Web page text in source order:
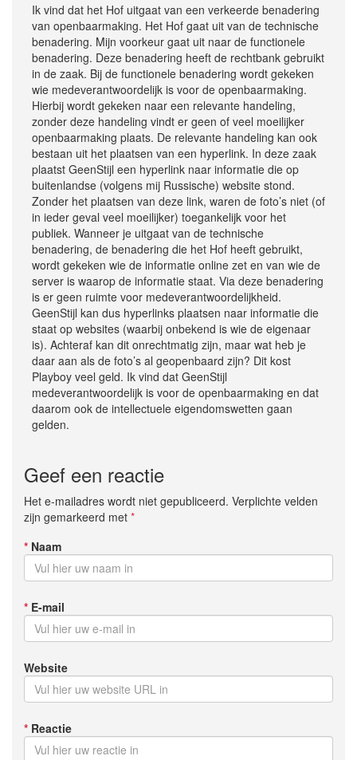
Ik vind dat het Hof uitgaat van een verkeerde benadering
van openbaarmaking. Het Hof gaat uit van de technische
benadering. Mijn voorkeur gaat uit naar de functionele
benadering. Deze benadering heeft de rechtbank gebruikt
in de zaak. Bij de functionele benadering wordt gekeken
wie medeverantwoordelijk is voor de openbaarmaking.
Hierbij wordt gekeken naar een relevante handeling,
zonder deze handeling vindt er geen of veel moeilijker
openbaarmaking plaats. De relevante handeling kan ook
bestaan uit het plaatsen van een hyperlink. In deze zaak
plaatst GeenStijl een hyperlink naar informatie die op
buitenlandse (volgens mij Russische) website stond.
Zonder het plaatsen van deze link, waren de foto’s niet (of
in ieder geval veel moeilijker) toegankelijk voor het
publiek. Wanneer je uitgaat van de technische
benadering, de benadering die het Hof heeft gebruikt,
wordt gekeken wie de informatie online zet en van wie de
server is waarop de informatie staat. Via deze benadering
is er geen ruimte voor medeverantwoordelijkheid.
GeenStijl kan dus hyperlinks plaatsen naar informatie die
staat op websites (waarbij onbekend is wie de eigenaar
is). Achteraf kan dit onrechtmatig zijn, maar wat heb je
daar aan als de foto’s al geopenbaard zijn? Dit kost
Playboy veel geld. Ik vind dat GeenStijl
medeverantwoordelijk is voor de openbaarmaking en dat
daarom ook de intellectuele eigendomswetten gaan
gelden.
Geef een reactie
Het e-mailadres wordt niet gepubliceerd. Verplichte velden
zijn gemarkeerd met *
* Naam
* E-mail
Website
* Reactie